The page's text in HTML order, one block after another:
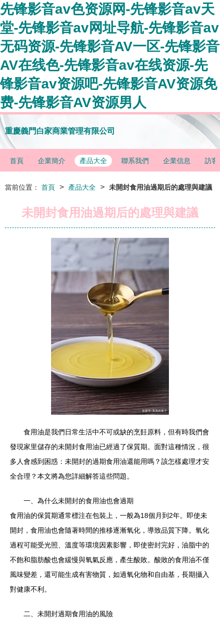
先锋影音av色资源网-先锋影音av天
堂-先锋影音av网址导航-先锋影音av
无码资源-先锋影音AV一区-先锋影音
AV在线色-先锋影音av在线资源-先
锋影音av资源吧-先锋影音AV资源免
费-先锋影音AV资源男人
重慶義門白家商業管理有限公司
首頁 企業簡介 產品大全 聯系我們 企業信息 訪客
當前位置： 首頁 > 產品大全 > 未開封食用油過期后的處理與建議
未開封食用油過期后的處理與建議
食用油是我們日常生活中不可或缺的烹飪原料，但有時我們會
發現家里儲存的未開封食用油已經過了保質期。面對這種情況，很
多人會感到困惑：未開封的過期食用油還能用嗎？該怎樣處理才安
全合理？本文將為您詳細解答這些問題。
一、為什么未開封的食用油也會過期
食用油的保質期通常標注在包裝上，一般為18個月到2年。即使未
開封，食用油也會隨著時間的推移逐漸氧化，導致品質下降。氧化
過程可能受光照、溫度等環境因素影響，即使密封完好，油脂中的
不飽和脂肪酸也會緩慢與氧氣反應，產生酸敗。酸敗的食用油不僅
風味變差，還可能生成有害物質，如過氧化物和自由基，長期攝入
對健康不利。
二、未開封過期食用油的風險